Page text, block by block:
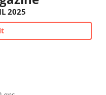
2025